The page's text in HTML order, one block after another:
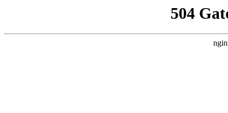
504